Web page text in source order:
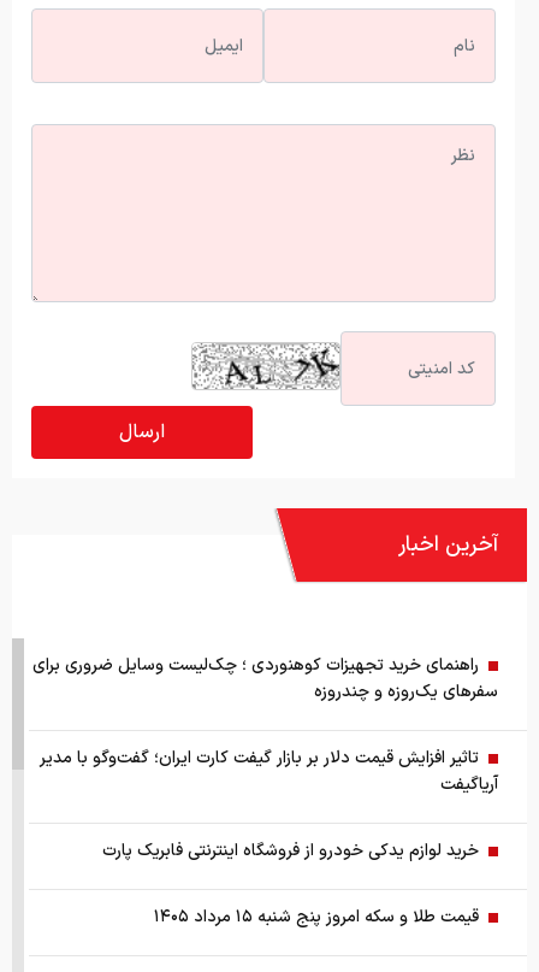
آخرین اخبار
راهنمای خرید تجهیزات کوهنوردی ؛ چک‌لیست وسایل ضروری برای
سفرهای یک‌روزه و چندروزه
تاثیر افزایش قیمت دلار بر بازار گیفت کارت ایران؛ گفت‌وگو با مدیر
آریاگیفت
خرید لوازم یدکی خودرو از فروشگاه اینترنتی فابریک پارت
قیمت طلا و سکه امروز پنج شنبه ۱۵ مرداد ۱۴۰۵